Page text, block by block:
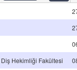
Diş Hekimliği Fakültesi